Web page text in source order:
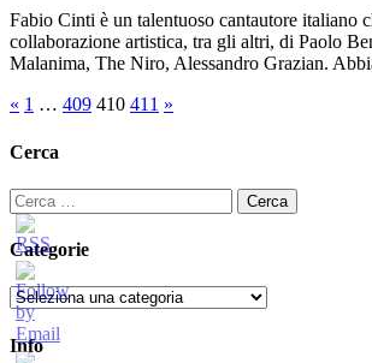
Fabio Cinti è un talentuoso cantautore italiano
collaborazione artistica, tra gli altri, di Paolo
Malanima, The Niro, Alessandro Grazian.
Paginazione
degli
« 1 … 409 410 411 »
Cerca
Ricerca
per:
Categorie
Categorie
Info